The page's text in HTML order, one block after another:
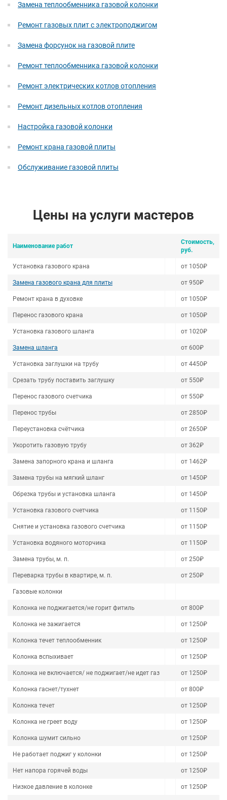
Замена теплообменника газовой колонки
Ремонт газовых плит с электроподжигом
Замена форсунок на газовой плите
Ремонт теплообменника газовой колонки
Ремонт электрических котлов отопления
Ремонт дизельных котлов отопления
Настройка газовой колонки
Ремонт крана газовой плиты
Обслуживание газовой плиты
Цены на услуги мастеров
Наименование работ
Стоимость,
руб.
Установка газового крана от 1050₽
Замена газового крана для плиты от 950₽
Ремонт крана в духовке от 1050₽
Перенос газового крана от 1050₽
Установка газового шланга от 1020₽
Замена шланга от 600₽
Установка заглушки на трубу от 4450₽
Срезать трубу поставить заглушку от 550₽
Перенос газового счетчика от 550₽
Перенос трубы от 2850₽
Переустановка счётчика от 2650₽
Укоротить газовую трубу от 362₽
Замена запорного крана и шланга от 1462₽
Замена трубы на мягкий шланг от 1450₽
Обрезка трубы и установка шланга от 1450₽
Установка газового счетчика от 1150₽
Снятие и установка газового счетчика от 1150₽
Установка водяного моторчика от 1150₽
Замена трубы, м. п. от 250₽
Переварка трубы в квартире, м. п. от 250₽
Газовые колонки
Колонка не поджигается/не горит фитиль от 800₽
Колонка не зажигается от 1250₽
Колонка течет теплообменник от 1250₽
Колонка вспыхивает от 1250₽
Колонка не включается/ не поджигает/не идет газ от 1250₽
Колонка гаснет/тухнет от 800₽
Колонка течет от 1250₽
Колонка не греет воду от 1250₽
Колонка шумит сильно от 1250₽
Не работает поджиг у колонки от 1250₽
Нет напора горячей воды от 1250₽
Низкое давление в колонке от 1250₽